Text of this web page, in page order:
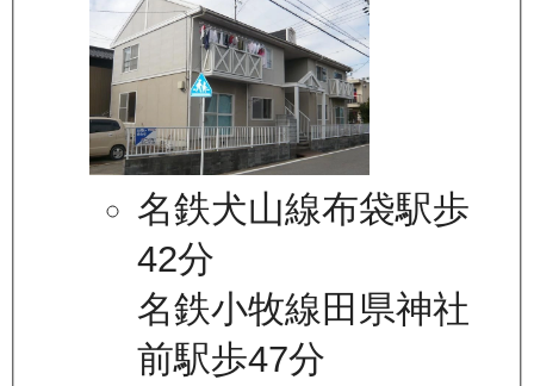
名鉄犬山線布袋駅歩
42分
名鉄小牧線田県神社
前駅歩47分